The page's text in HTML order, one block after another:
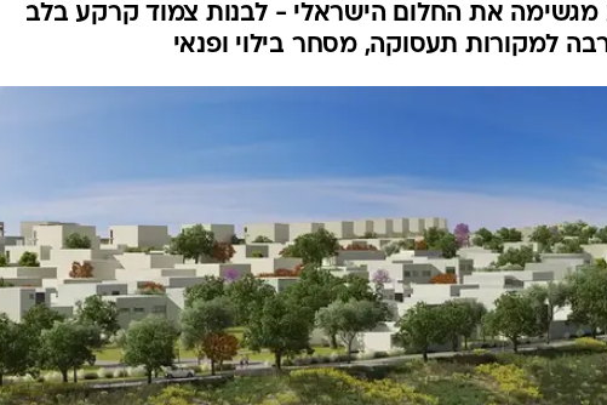
את החלום הישראלי - לבנות צמוד קרקע בלב
למקורות תעסוקה, מסחר בילוי ופנאי